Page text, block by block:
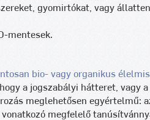
gyomirtókat, vagy
mentesek.
bio- vagy organikus
a jogszabályi hátteret, vagy
meglehetősen egyértelmű:
megfelelő